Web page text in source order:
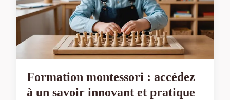
Formation montessori : accédez
à un savoir innovant et pratique